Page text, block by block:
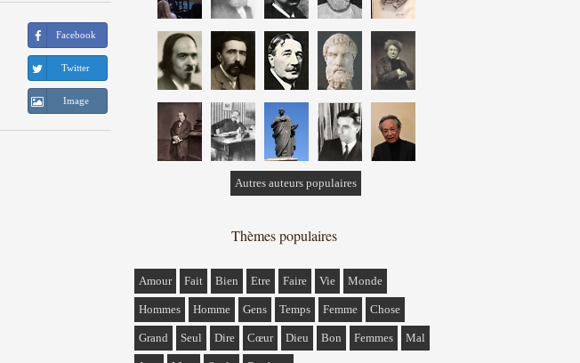
Facebook
Twitter
Image
Autres auteurs populaires
Thèmes populaires
Amour Fait Bien Etre Faire Vie Monde
Hommes Homme Gens Temps Femme Chose
Grand Seul Dire Cœur Dieu Bon Femmes Mal